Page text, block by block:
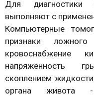
Для диагностики
выполняют с
Компьютерные
признаки
кровоснабжение
напряженность
скоплением
органа живота -